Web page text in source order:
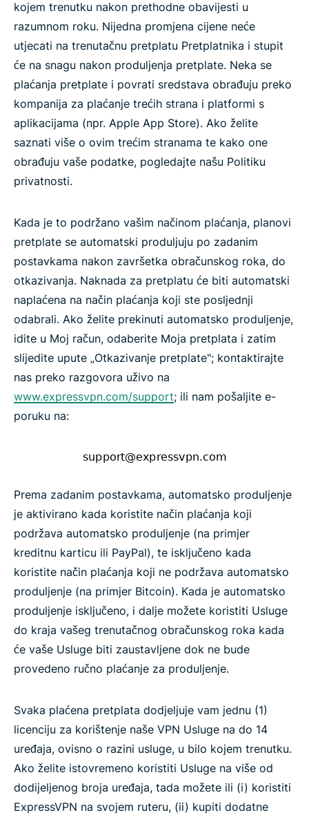
kojem trenutku nakon prethodne obavijesti u
razumnom roku. Nijedna promjena cijene neće
utjecati na trenutačnu pretplatu Pretplatnika i stupit
će na snagu nakon produljenja pretplate. Neka se
plaćanja pretplate i povrati sredstava obrađuju preko
kompanija za plaćanje trećih strana i platformi s
aplikacijama (npr. Apple App Store). Ako želite
saznati više o ovim trećim stranama te kako one
obrađuju vaše podatke, pogledajte našu Politiku
privatnosti.
Kada je to podržano vašim načinom plaćanja, planovi
pretplate se automatski produljuju po zadanim
postavkama nakon završetka obračunskog roka, do
otkazivanja. Naknada za pretplatu će biti automatski
naplaćena na način plaćanja koji ste posljednji
odabrali. Ako želite prekinuti automatsko produljenje,
idite u Moj račun, odaberite Moja pretplata i zatim
slijedite upute „Otkazivanje pretplate"; kontaktirajte
nas preko razgovora uživo na
www.expressvpn.com/support; ili nam pošaljite e-
poruku na:
Prema zadanim postavkama, automatsko produljenje
je aktivirano kada koristite način plaćanja koji
podržava automatsko produljenje (na primjer
kreditnu karticu ili PayPal), te isključeno kada
koristite način plaćanja koji ne podržava automatsko
produljenje (na primjer Bitcoin). Kada je automatsko
produljenje isključeno, i dalje možete koristiti Usluge
do kraja vašeg trenutačnog obračunskog roka kada
će vaše Usluge biti zaustavljene dok ne bude
provedeno ručno plaćanje za produljenje.
Svaka plaćena pretplata dodjeljuje vam jednu (1)
licenciju za korištenje naše VPN Usluge na do 14
uređaja, ovisno o razini usluge, u bilo kojem trenutku.
Ako želite istovremeno koristiti Usluge na više od
dodijeljenog broja uređaja, tada možete ili (i) koristiti
ExpressVPN na svojem ruteru, (ii) kupiti dodatne